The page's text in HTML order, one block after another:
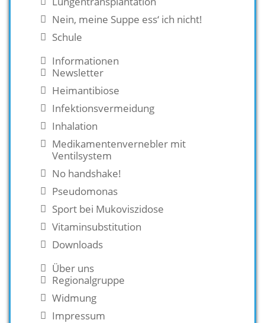
Nein, meine Suppe ess‘ ich nicht!
Schule
Informationen
Newsletter
Heimantibiose
Infektionsvermeidung
Inhalation
Medikamentenvernebler mit
Ventilsystem
No handshake!
Pseudomonas
Sport bei Mukoviszidose
Vitaminsubstitution
Downloads
Über uns
Regionalgruppe
Widmung
Impressum